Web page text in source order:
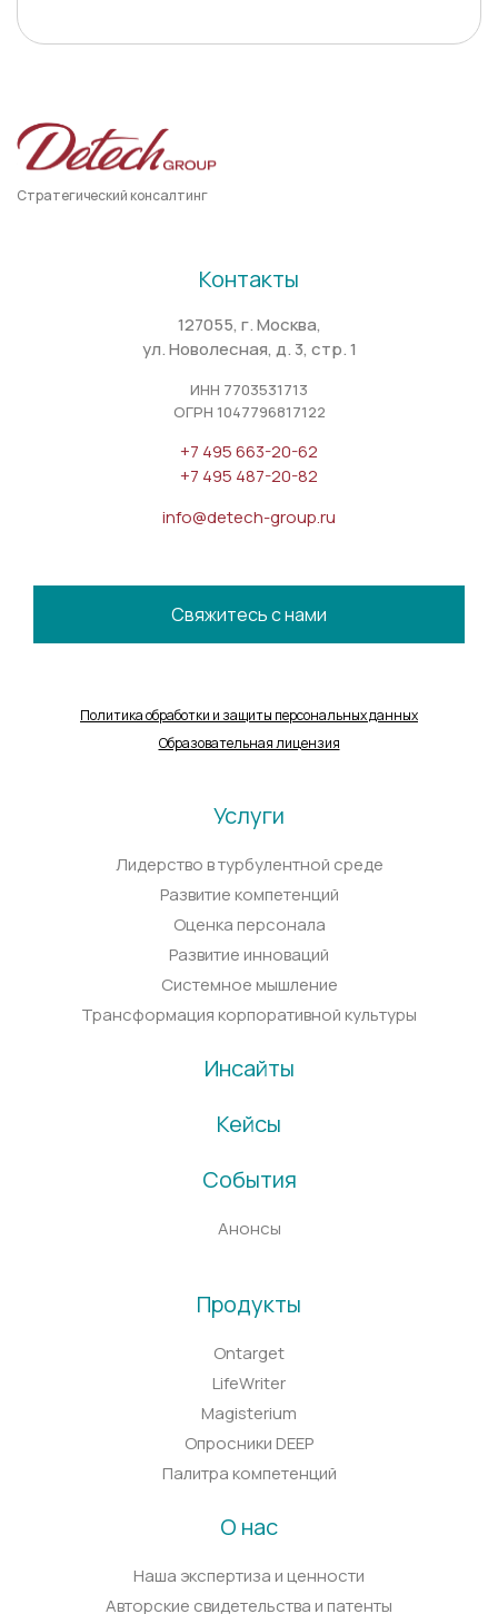
Стратегический консалтинг
Контакты
127055, г. Москва,
ул. Новолесная, д. 3, стр. 1
ИНН 7703531713
ОГРН 1047796817122
+7 495 663-20-62
+7 495 487-20-82
info@detech-group.ru
Свяжитесь с нами
Политика обработки и защиты персональных данных
Образовательная лицензия
Услуги
Лидерство в турбулентной среде
Развитие компетенций
Оценка персонала
Развитие инноваций
Системное мышление
Трансформация корпоративной культуры
Инсайты
Кейсы
События
Анонсы
Продукты
Ontarget
LifeWriter
Magisterium
Опросники DEEP
Палитра компетенций
О нас
Наша экспертиза и ценности
Авторские свидетельства и патенты